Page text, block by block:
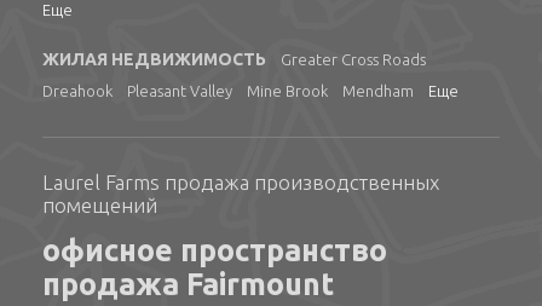
Еще
ЖИЛАЯ НЕДВИЖИМОСТЬ
Greater Cross Roads
Dreahook
Pleasant Valley Mine Brook Mendham Еще
Laurel Farms продажа производственных
помещений
офисное пространство
продажа Fairmount